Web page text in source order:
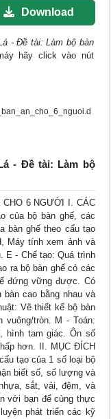
Download
- Đề tài: Làm bộ bàn
hãy click vào nút
- Đề tài: Làm bộ
CHO 6 NGƯỜI I. CÁC
của bộ bàn ghế, các
bàn ghế theo cấu tạo
Máy tính xem ảnh và
E - Chế tạo: Quá trình
ra bộ bàn ghế có các
đứng vững được. Có
cao bằng nhau và
Vẽ thiết kế bộ bàn
tròn. M - Toán:
hình tam giác. Ôn số
hơn. II. MỤC ĐÍCH
tạo của 1 số loại bộ
biết số, số lượng và
sắt, vải, đệm, và
với bạn để cùng thực
phát triển các kỹ